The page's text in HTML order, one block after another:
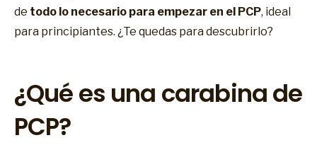
de todo lo necesario para empezar en el PCP, ideal
para principiantes. ¿Te quedas para descubrirlo?
¿Qué es una carabina de
PCP?